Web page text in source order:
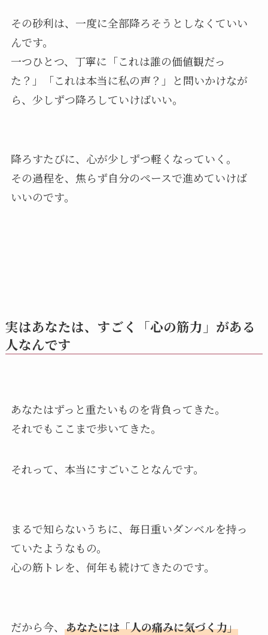
その砂利は、一度に全部降ろそうとしなくていい
んです。
一つひとつ、丁寧に「これは誰の価値観だっ
た？」「これは本当に私の声？」と問いかけなが
ら、少しずつ降ろしていけばいい。
降ろすたびに、心が少しずつ軽くなっていく。
その過程を、焦らず自分のペースで進めていけば
いいのです。
実はあなたは、すごく「心の筋力」がある
人なんです
あなたはずっと重たいものを背負ってきた。
それでもここまで歩いてきた。
それって、本当にすごいことなんです。
まるで知らないうちに、毎日重いダンベルを持っ
ていたようなもの。
心の筋トレを、何年も続けてきたのです。
だから今、 あなたには「人の痛みに気づく力」